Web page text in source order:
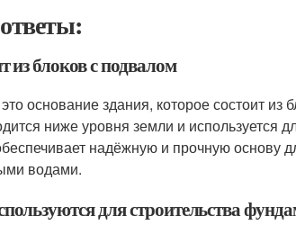
из блоков с подвалом
основание здания, которое состоит из
ниже уровня земли и используется
надёжную и прочную основу
водами.
для строительства